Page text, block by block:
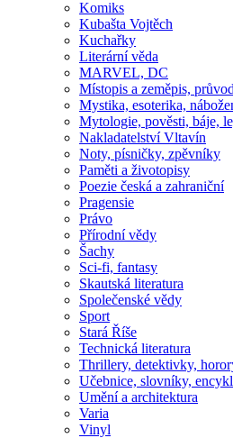
Komiks
Kubašta Vojtěch
Kuchařky
Literární věda
MARVEL, DC
Místopis a zeměpis,
Mystika, esoterika,
Mytologie, pověsti, báje,
Nakladatelství Vltavín
Noty, písničky, zpěvníky
Paměti a životopisy
Poezie česká a zahraniční
Pragensie
Právo
Přírodní vědy
Šachy
Sci-fi, fantasy
Skautská literatura
Společenské vědy
Sport
Stará Říše
Technická literatura
Thrillery, detektivky,
Učebnice, slovníky,
Umění a architektura
Varia
Vinyl